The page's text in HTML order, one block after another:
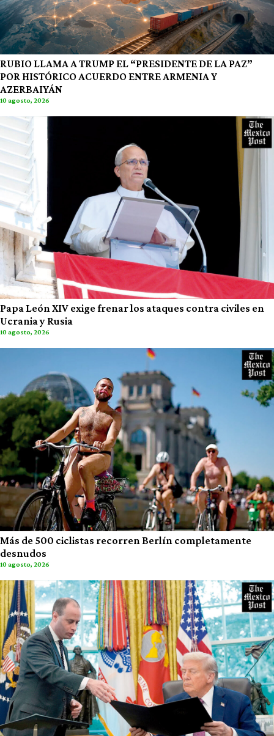
RUBIO LLAMA A TRUMP EL “PRESIDENTE DE LA PAZ”
POR HISTÓRICO ACUERDO ENTRE ARMENIA Y
AZERBAIYÁN
10 agosto, 2026
Papa León XIV exige frenar los ataques contra civiles en
Ucrania y Rusia
10 agosto, 2026
Más de 500 ciclistas recorren Berlín completamente
desnudos
10 agosto, 2026